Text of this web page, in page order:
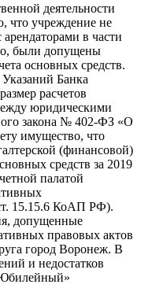
деятельности
учреждение не
в части
были допущены
основных средств.
Банка
расчетов
юридическими
закона № 402-ФЗ «О
имущество, что
(финансовой)
средств за 2019
палатой
15.15.6 КоАП РФ).
допущенные
правовых актов
город Воронеж. В
и недостатков